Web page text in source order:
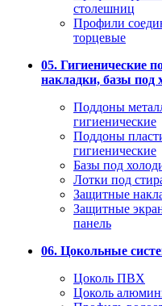
столешниц
Профили
торцевые
05. Гигиенические
накладки, базы под
Поддоны
гигиенические
Поддоны
гигиенические
Базы под
Лотки под
Защитные
Защитные
панель
06. Цокольные
Цоколь ПВХ
Цоколь